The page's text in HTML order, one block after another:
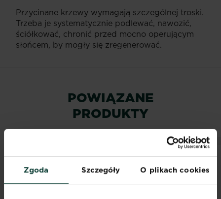
Zgoda Szczegóły O plikach cookies
Przycinane krzewy wymagają szczególnej troski.
Trzeba je systematycznie podlewać, nawozić,
ściółkować, chronić przed mocno operującym
słońcem, by mogły się zregenerować.
POWIĄZANE
PRODUKTY